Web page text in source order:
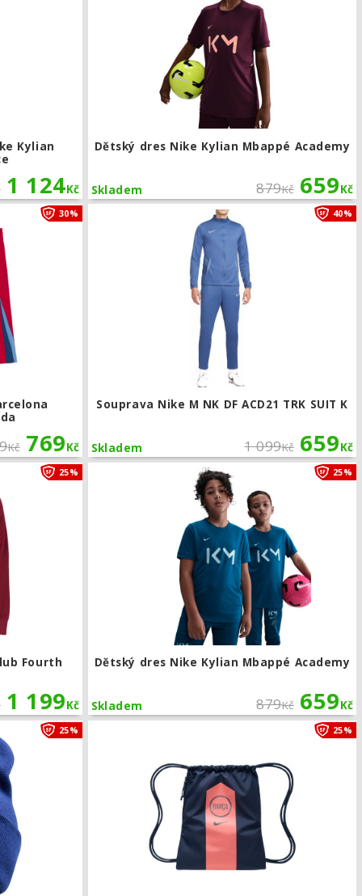
Kylian
1 124Kč
Dětský dres Nike Kylian Mbappé Academy
879Kč 659Kč
Skladem
Kč 769Kč
30% Dětské trenky Nike FC Barcelona 2025/2026 čtvrtá sada
Souprava Nike M NK DF ACD21 TRK SUIT K
1 099Kč 659Kč
Skladem
40%
Club Fourth
Fourth
1 199Kč
25% Mikina Nike FC Barcelona Club Fourth
Dětský dres Nike Kylian Mbappé Academy
879Kč 659Kč
Skladem
25%
25% 25%